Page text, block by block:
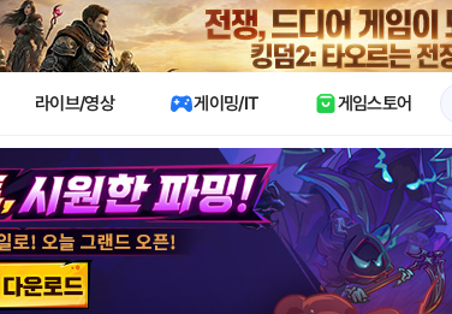
X
라이브/영상 게이밍/IT 게임스토어